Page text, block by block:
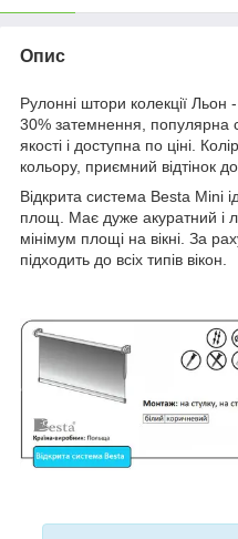
Опис
Рулонні штори колекції
30% затемнення, популярна
якості і доступна по ціні.
кольору, приємний відтінок
Відкрита система Besta Mini
площ. Має дуже акуратний і
мінімум площі на вікні. За
підходить до всіх типів вікон.